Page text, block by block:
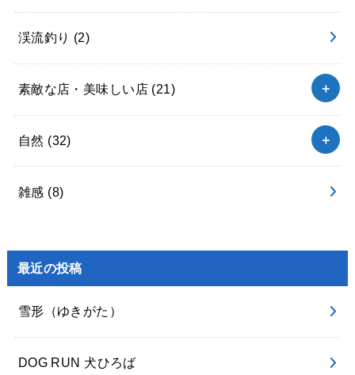
渓流釣り (2)
素敵な店・美味しい店 (21)
自然 (32)
雑感 (8)
最近の投稿
雪形（ゆきがた）
DOG RUN 犬ひろば